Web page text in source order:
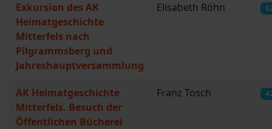
Exkursion des AK
Heimatgeschichte
Mitterfels nach
Pilgrammsberg und
Jahreshauptversammlung
Elisabeth Röhn
AK Heimatgeschichte
Mitterfels. Besuch der
Öffentlichen Bücherei
Franz Tosch